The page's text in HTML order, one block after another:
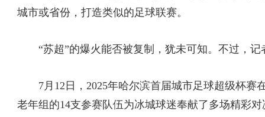
城市或省份，打造类似的足球联赛。
“苏超”的爆火能否被复制，犹未可知。不过，记
7月12日，2025年哈尔滨首届城市足球超级杯赛
老年组的14支参赛队伍为冰城球迷奉献了多场精彩对